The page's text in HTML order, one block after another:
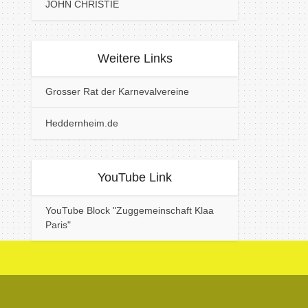
JOHN CHRISTIE
Weitere Links
Grosser Rat der Karnevalvereine
Heddernheim.de
YouTube Link
YouTube Block "Zuggemeinschaft Klaa
Paris"